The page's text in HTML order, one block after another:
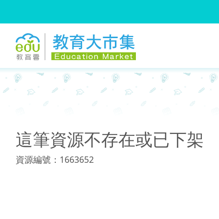
:::
這筆資源不存在或已下架
資源編號：1663652